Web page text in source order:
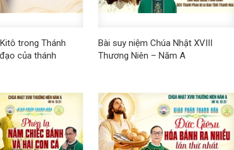
trong Thánh
của thánh
Bài suy niệm Chúa Nhật XVIII
Thương Niên – Năm A